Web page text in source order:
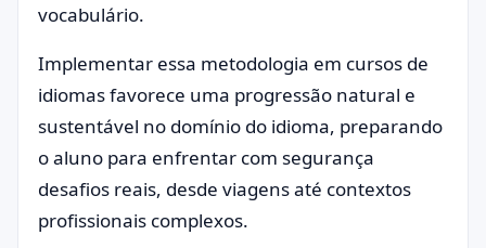
vocabulário.
Implementar essa metodologia em cursos de
idiomas favorece uma progressão natural e
sustentável no domínio do idioma, preparando
o aluno para enfrentar com segurança
desafios reais, desde viagens até contextos
profissionais complexos.